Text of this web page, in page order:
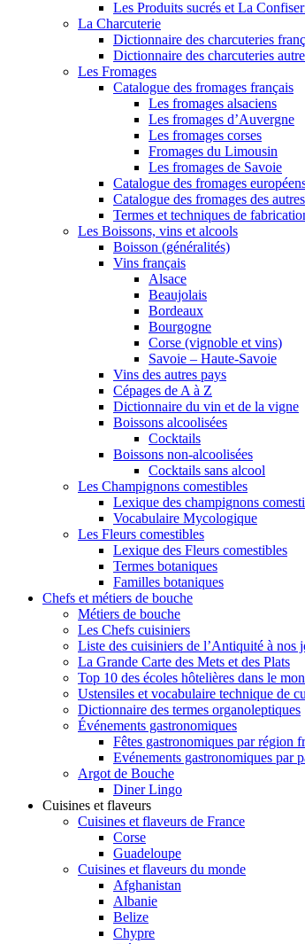
Les Produits sucrés et La
La Charcuterie
Dictionnaire des charcuteries
Dictionnaire des charcuteries
Les Fromages
Catalogue des fromages français
Les fromages alsaciens
Les fromages d’Auvergne
Les fromages corses
Fromages du Limousin
Les fromages de Savoie
Catalogue des fromages
Catalogue des fromages des
Termes et techniques de
Les Boissons, vins et alcools
Boisson (généralités)
Vins français
Alsace
Beaujolais
Bordeaux
Bourgogne
Corse (vignoble et vins)
Savoie – Haute-Savoie
Vins des autres pays
Cépages de A à Z
Dictionnaire du vin et de la vigne
Boissons alcoolisées
Cocktails
Boissons non-alcoolisées
Cocktails sans alcool
Les Champignons comestibles
Lexique des champignons
Vocabulaire Mycologique
Les Fleurs comestibles
Lexique des Fleurs comestibles
Termes botaniques
Familles botaniques
Chefs et métiers de bouche
Métiers de bouche
Les Chefs cuisiniers
Liste des cuisiniers de l’Antiquité à nos
La Grande Carte des Mets et des Plats
Top 10 des écoles hôtelières dans le
Ustensiles et vocabulaire technique de
Dictionnaire des termes organoleptiques
Événements gastronomiques
Fêtes gastronomiques par région
Evénements gastronomiques par
Argot de Bouche
Diner Lingo
Cuisines et flaveurs
Cuisines et flaveurs de France
Corse
Guadeloupe
Cuisines et flaveurs du monde
Afghanistan
Albanie
Belize
Chypre